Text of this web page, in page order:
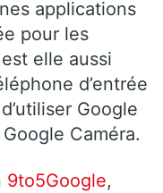
applications
pour les
elle aussi
d’entrée
Google
Caméra.
9to5Google,